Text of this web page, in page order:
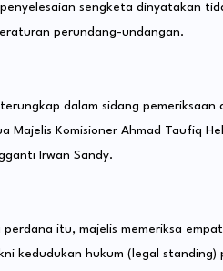
penyelesaian sengketa dinyatakan
perundang-undangan.
dalam sidang pemeriksaan
Majelis Komisioner Ahmad Taufiq
Irwan Sandy.
perdana itu, majelis memeriksa
kedudukan hukum (legal